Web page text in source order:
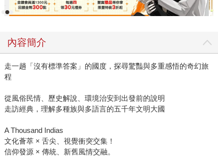
內容簡介
走一趟「沒有標準答案」的國度，探尋驚豔與多重感悟的奇幻旅
程
從風俗民情、歷史解說、環境治安到出發前的說明
走訪經典，理解多種族與多語言的五千年文明大國
A Thousand Indias
文化薈萃 × 舌尖、視覺衝突交集！
信仰發源 × 傳統、新舊風情交融。